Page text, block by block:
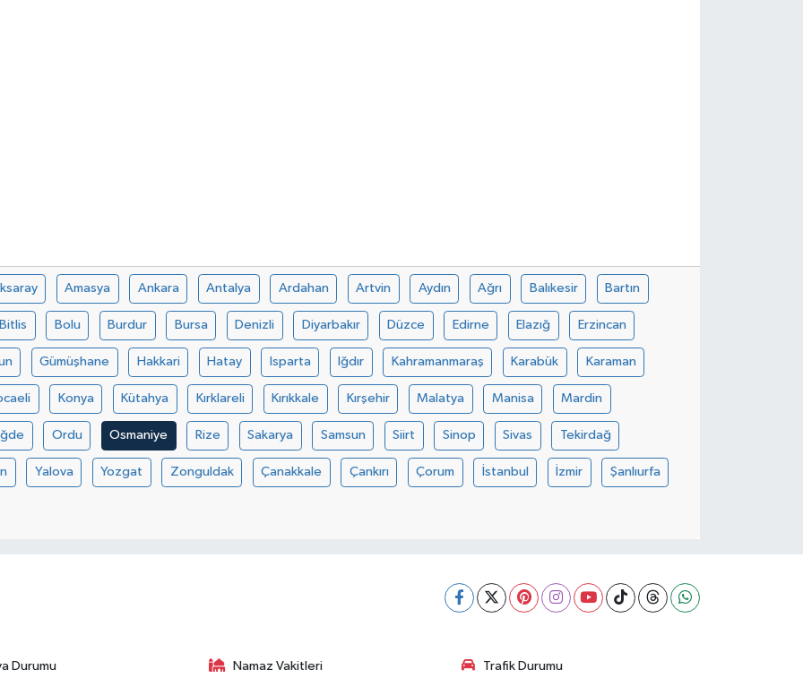
Amasya Ankara Antalya Ardahan Artvin Aydın Ağrı Balıkesir Bartın
Bitlis Bolu Burdur Bursa Denizli Diyarbakır Düzce Edirne Elazığ Erzincan
Gümüşhane Hakkari Hatay Isparta Iğdır Kahramanmaraş Karabük Karaman
Konya Kütahya Kırklareli Kırıkkale Kırşehir Malatya Manisa Mardin
Ordu Osmaniye Rize Sakarya Samsun Siirt Sinop Sivas Tekirdağ
Yalova Yozgat Zonguldak Çanakkale Çankırı Çorum İstanbul İzmir Şanlıurfa
Durumu Namaz Vakitleri Trafik Durumu